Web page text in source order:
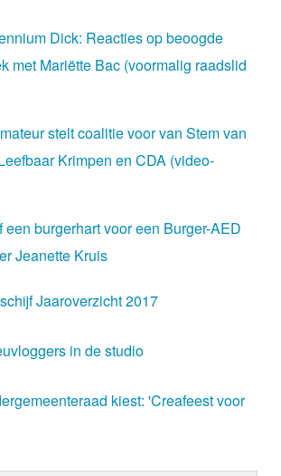
Dick: Reacties op beoogde
met Mariëtte Bac (voormalig raadslid
stelt coalitie voor van Stem van
Krimpen en CDA (video-
een burgerhart voor een Burger-AED
Jeanette Kruis
Jaaroverzicht 2017
in de studio
kiest: 'Creafeest voor